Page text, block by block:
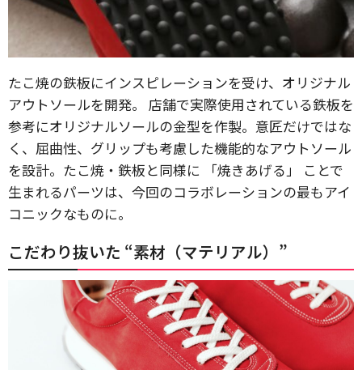
たこ焼の鉄板にインスピレーションを受け、オリジナル
アウトソールを開発。 店舗で実際使用されている鉄板を
参考にオリジナルソールの金型を作製。意匠だけではな
く、屈曲性、グリップも考慮した機能的なアウトソール
を設計。たこ焼・鉄板と同様に 「焼きあげる」 ことで
生まれるパーツは、今回のコラボレーションの最もアイ
コニックなものに。
こだわり抜いた “素材（マテリアル）”